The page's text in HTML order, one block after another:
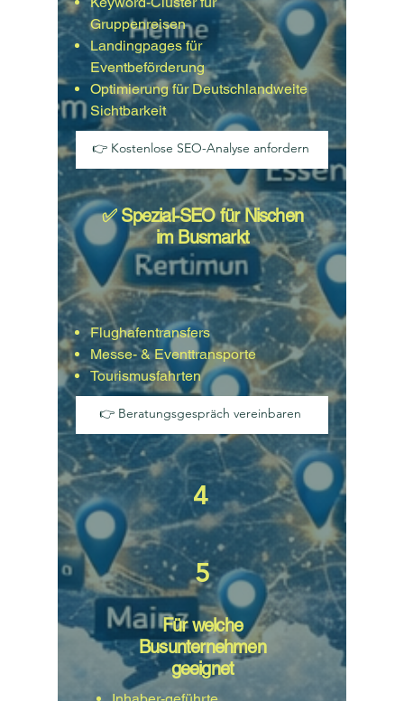
Gruppenreisen
Landingpages für
Eventbeförderung
Optimierung für Deutschlandweite
Sichtbarkeit
👉 Kostenlose SEO-Analyse anfordern
✅ Spezial-SEO für Nischen
im Busmarkt
Flughafentransfers
Messe- & Eventtransporte
Tourismusfahrten
👉 Beratungsgespräch vereinbaren
4
5
Für welche
Busunternehmen
geeignet